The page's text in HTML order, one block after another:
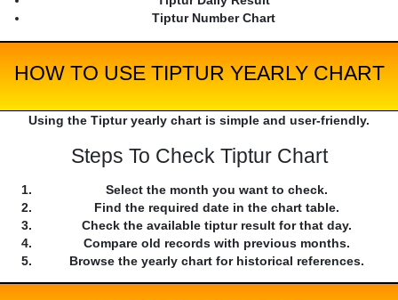
Tiptur Number Chart
HOW TO USE TIPTUR YEARLY CHART
Using the Tiptur yearly chart is simple and user-friendly.
Steps To Check Tiptur Chart
Select the month you want to check.
Find the required date in the chart table.
Check the available tiptur result for that day.
Compare old records with previous months.
Browse the yearly chart for historical references.